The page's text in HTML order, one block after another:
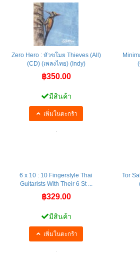
(CD) (เพลงไทย) (Indy)
฿350.00
มีสินค้า
Guitarists With Their 6 St ...
฿329.00
มีสินค้า